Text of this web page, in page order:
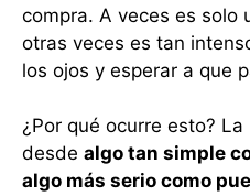
compra. A veces es solo
otras veces es tan
los ojos y esperar a que
¿Por qué ocurre esto?
desde algo tan simple
algo más serio como